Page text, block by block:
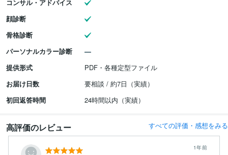
コンサル・アドバイス
顔診断
骨格診断
パーソナルカラー診断
提供形式
PDF・各種定型ファイル
お届け日数
要相談 / 約7日（実績）
初回返答時間
24時間以内（実績）
高評価のレビュー すべての評価・感想をみる
1年前